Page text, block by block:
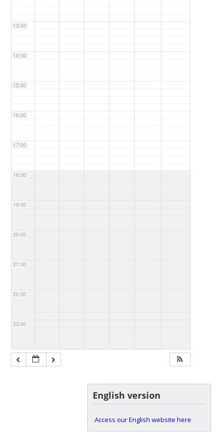
13:00
14:00
15:00
16:00
17:00
18:00
19:00
20:00
21:00
22:00
23:00
English version
Access our English website here